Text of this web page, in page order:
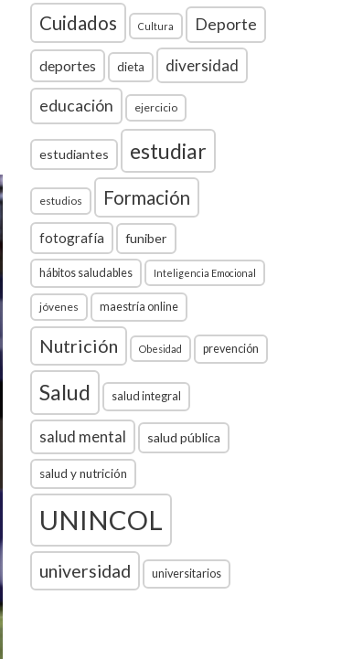
Cuidados Cultura Deporte
deportes dieta diversidad
educación ejercicio
estudiantes estudiar
estudios Formación
fotografía funiber
hábitos saludables Inteligencia Emocional
jóvenes maestría online
Nutrición Obesidad prevención
Salud salud integral
salud mental salud pública
salud y nutrición
UNINCOL
universidad universitarios